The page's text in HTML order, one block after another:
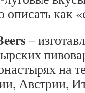
как
–
на
Австрии,